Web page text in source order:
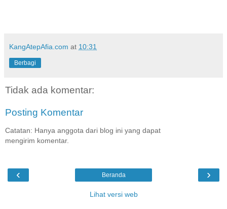
KangAtepAfia.com at 10:31
Berbagi
Tidak ada komentar:
Posting Komentar
Catatan: Hanya anggota dari blog ini yang dapat
mengirim komentar.
‹ ›
Beranda
Lihat versi web